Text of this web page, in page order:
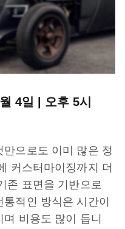
4일 | 오후 5시
으로도 이미 많은 정
커스터마이징까지 더
존 표면을 기반으로
적인 방식은 시간이
비용도 많이 듭니